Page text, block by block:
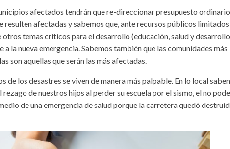
afectados tendrán que re-direccionar presupuesto
resulten afectadas y sabemos que, ante recursos públicos
temas críticos para el desarrollo (educación, salud y desarrollo
la nueva emergencia. Sabemos también que las comunidades más
son aquellas que serán las más afectadas.
de los desastres se viven de manera más palpable. En lo local
de nuestros hijos al perder su escuela por el sismo, el no
de una emergencia de salud porque la carretera quedó